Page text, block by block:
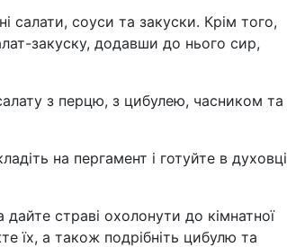
салати, соуси та закуски. Крім того,
закуску, додавши до нього сир,
з перцю, з цибулею, часником та
на пергамент і готуйте в духовці
страві охолонути до кімнатної
їх, а також подрібніть цибулю та